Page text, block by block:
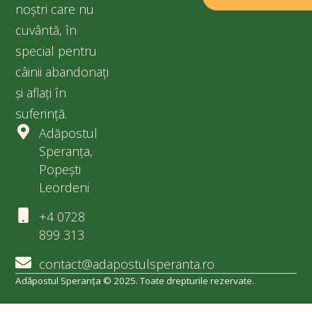
noștri care nu
cuvântă, în
special pentru
câinii abandonați
și aflați în
suferință.
Adăpostul
Speranța,
Popești
Leordeni
+4 0728
899 313
contact@adapostulsperanta.ro
Adăpostul Speranța © 2025. Toate drepturile rezervate.